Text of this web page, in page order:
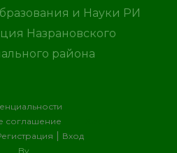
и Науки РИ
Назрановского
района
соглашение
| Вход
By